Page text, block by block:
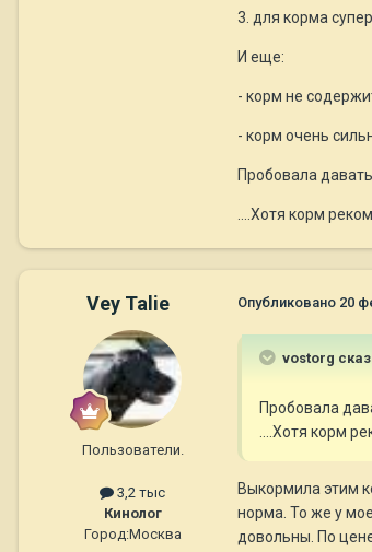
3. для корма
И еще:
- корм не
- корм очень
Пробовала
....Хотя корм
Vey Talie
Пользователи.
3,2 тыс
Кинолог
Город:Москва
Опубликовано 20
vostorg
Пробовала
....Хотя корм
Выкормила этим
норма. То же у
довольны. По